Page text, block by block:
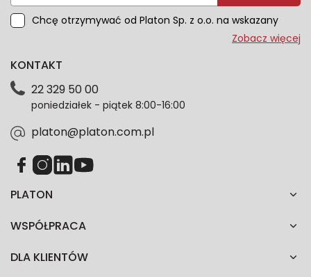
Chcę otrzymywać od Platon Sp. z o.o. na wskazany
przeze mnie adres e-mail informacje marketingowe
dotyczące danych osobowych znajdziesz w naszej
każdym czasie. Wycofanie zgody nie wpłynie na
zgodność z prawem przetwarzania dokonanego przed
Zobacz więcej
PLATON
WSPÓŁPRACA
DLA KLIENTÓW
KONTAKT
22 329 50 00
poniedziałek - piątek 8:00-16:00
platon@platon.com.pl